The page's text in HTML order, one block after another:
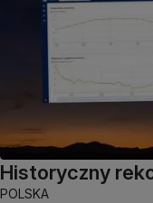
Historyczny
POLSKA